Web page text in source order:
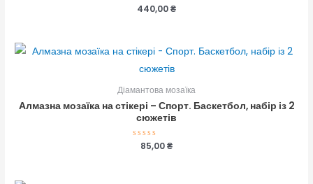
Оцінено
440,00₴
Діамантова мозаїка
Алмазна мозаїка на стікері – Спорт. Баскетбол, набір із 2
сюжетів
Оцінено
85,00₴